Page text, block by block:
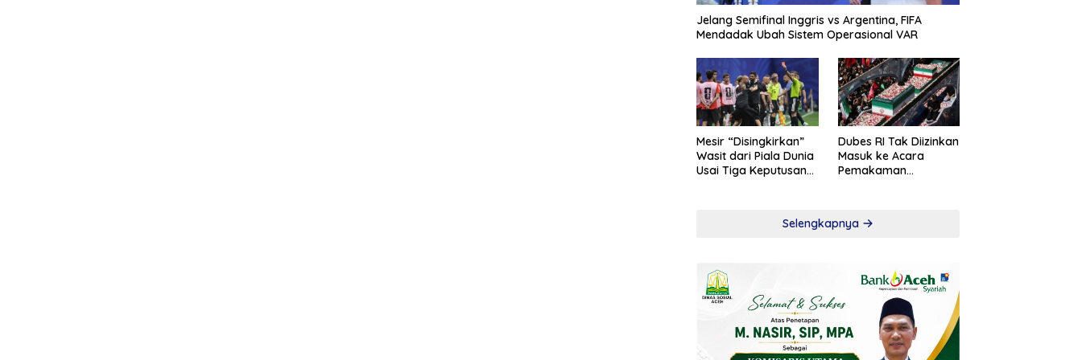
Jelang Semifinal Inggris vs Argentina, FIFA
Mendadak Ubah Sistem Operasional VAR
Mesir “Disingkirkan”
Wasit dari Piala Dunia
Usai Tiga Keputusan
Dubes RI Tak Diizinkan
Masuk ke Acara
Pemakaman
Selengkapnya